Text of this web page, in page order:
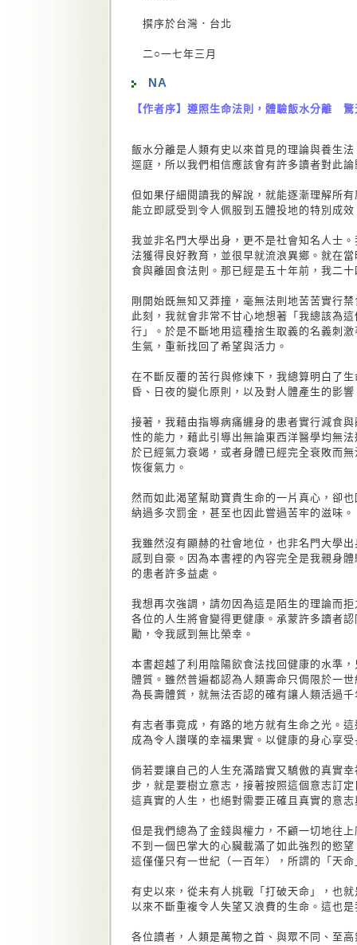
撰序於台灣．台北
二○一七年三月
NA
【作者序】遵照生命法則，體驗飯水分離
飯水分離是人類有史以來首見的理論與養生
逕庭，所以我們相信應該會有許多讀者對此
但如果仔細閱讀我的解說，就能逐漸理解所
能立即感受到令人佩服到五體投地的特別成效
我並非名門大學出身，更不是社會知名人士
法獲得良好教育，並很早就流浪異鄉。就在
食與離固食法則。那已經是五十年前，我二
剛開始既無知又莽撞，毫無法則地苦苦實行
此刻，我就會非常不甘心地想著「我總該為
行」。於是不斷地用這種捨生取義的名義刺
生氣，重新找回了希望與活力。
在不斷反覆的苦行與修煉下，我總算明白了
昏、日夜的變化原則，以及對人體產生的影響
接著，我藉由指導病痛纏身的患者實行減食
性的能力，藉此引導出無論東西洋醫學均無
於已經氣力衰竭，或者身體已經完全衰敗而
恢復氣力。
然而如此渴望幫助寶貴生命的一片真心，卻
納過多次罰金，甚至也因此嘗過苦牢的滋味。
我雖然沒有顯赫的社會地位，也非名門大學
感到自豪。因為本書裡的內容完全是我親身
的患者許多益處。
我想再次強調，請勿因為這是陌生的理論而
各位的人生將會變得更健康。承蒙許多讀者
勵，令我感到無比榮幸。
本書超越了利用陰陽飲食法找回健康的水準
體質。雖然普遍都認為人類壽命只侷限於一
為長壽體質，就無法否認的確有讓人類活過
有志者事竟成，有路的地方就有生命之光。
成為令人讚嘆的幸福果實。以健康的身心享
倘若要讓自己的人生充滿踏實又驕傲的真實
步，就是要樹立意志，接著按照這個意志訂
這真實的人生，也絕對需要正確且真實的意
但是我們總為了金錢與權力，不顧一切地往
不到一個巴掌大的心臟載滿了如此強烈的慾
這僅僅只有一世紀（一百年），所謂的「天
有史以來，從未有人挑戰「打破天命」，也
以來不斷重複令人失望又浪費的生命。這也
各位讀者，人類是萬物之首、與眾不同、至